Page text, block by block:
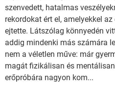
szenvedett, hatalmas
rekordokat ért el, amelyekkel
ejtette. Látszólag könnyedén
addig mindenki más számára
nem a véletlen műve: már
magát fizikálisan és
erőpróbára nagyon kom...